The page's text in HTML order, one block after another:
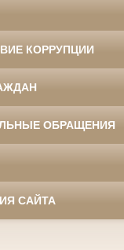
КОРРУПЦИИ
ОБРАЩЕНИЯ
САЙТА